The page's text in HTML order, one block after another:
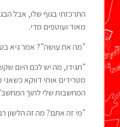
התרכזתי בגוף שלו, אבל
מאוד ועוטפים מדי.
"מה את עושה"? אמר גיא
"תגידו, מה יש לכם היום
מטרידים אותי דווקא
המחשבות שלי לתוך
"מי זה אתם? מה זה הלשון